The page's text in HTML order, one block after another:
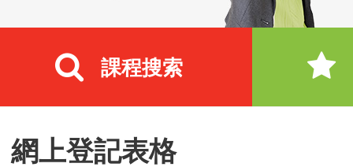
課程搜索
網上登記表格